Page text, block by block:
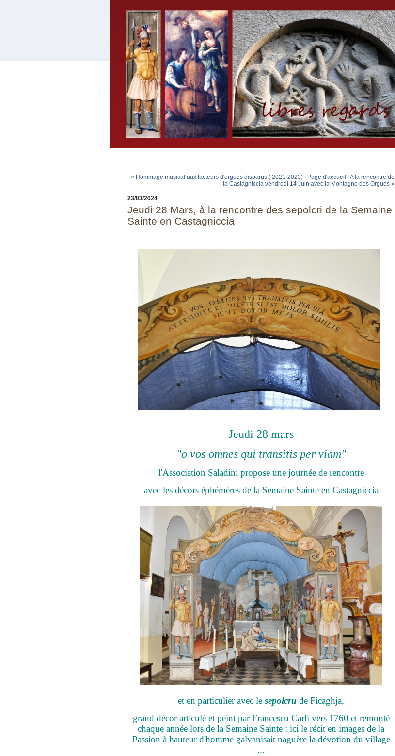
« Hommage musical aux facteurs d'orgues disparus ( 2021-2023) Page d'accueil
A la rencontre de
la Castagniccia vendredi 14 Juin avec la Montagne des Orgues »
23/03/2024
Jeudi 28 Mars, à la rencontre des sepolcri de la Semaine
Sainte en Castagniccia
Jeudi 28 mars
"o vos omnes qui transitis per viam"
l'Association Saladini propose une journée de rencontre
avec les décors éphémères de la Semaine Sainte en Castagniccia
et en particulier avec le sepolcru de Ficaghja,
grand décor articulé et peint par Francescu Carli vers 1760 et remonté
chaque année lors de la Semaine Sainte : ici le récit en images de la
Passion à hauteur d'homme galvanisait naguère la dévotion du village
...